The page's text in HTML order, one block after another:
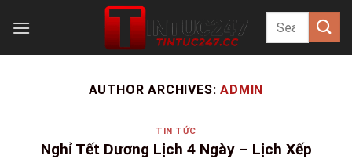
AUTHOR ARCHIVES:ADMIN
TIN TỨC
Nghỉ Tết Dương Lịch 4 Ngày – Lịch Xếp